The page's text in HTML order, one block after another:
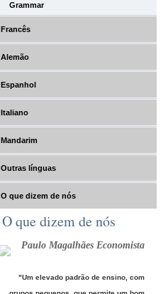
Grammar
Francês
Alemão
Espanhol
Italiano
Mandarim
Outras línguas
O que dizem de nós
O que dizem de nós
Paulo Magalhães Economista
"Um elevado padrão de ensino, com